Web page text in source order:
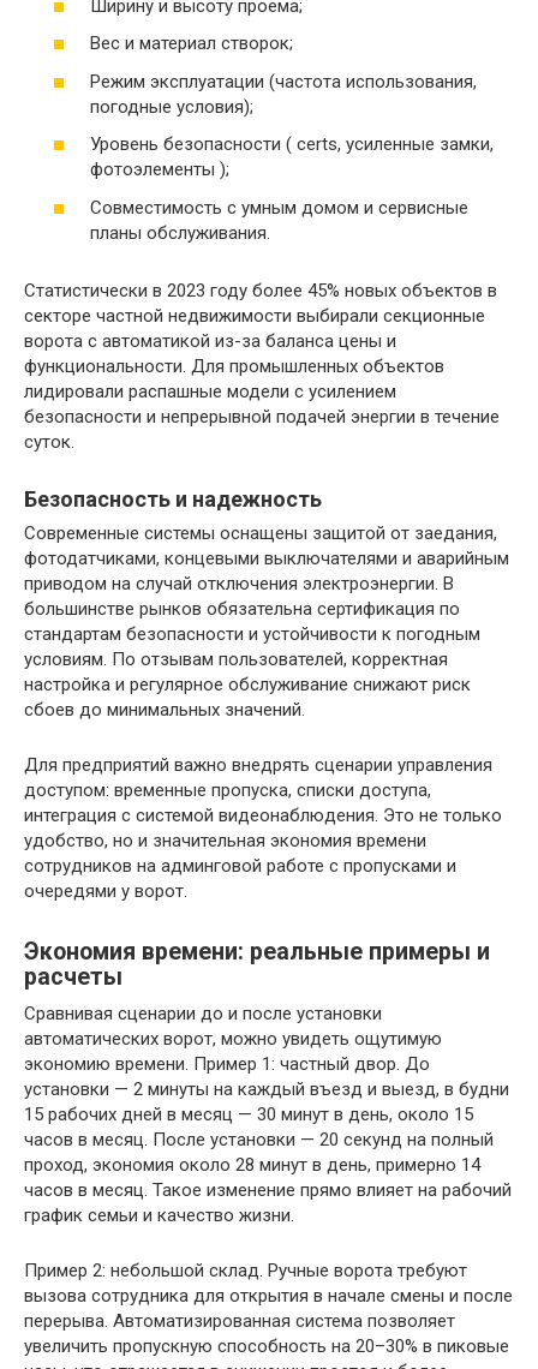
Ширину и высоту проема;
Вес и материал створок;
Режим эксплуатации (частота использования,
погодные условия);
Уровень безопасности ( certs, усиленные замки,
фотоэлементы );
Совместимость с умным домом и сервисные
планы обслуживания.
Статистически в 2023 году более 45% новых объектов в
секторе частной недвижимости выбирали секционные
ворота с автоматикой из-за баланса цены и
функциональности. Для промышленных объектов
лидировали распашные модели с усилением
безопасности и непрерывной подачей энергии в течение
суток.
Безопасность и надежность
Современные системы оснащены защитой от заедания,
фотодатчиками, концевыми выключателями и аварийным
приводом на случай отключения электроэнергии. В
большинстве рынков обязательна сертификация по
стандартам безопасности и устойчивости к погодным
условиям. По отзывам пользователей, корректная
настройка и регулярное обслуживание снижают риск
сбоев до минимальных значений.
Для предприятий важно внедрять сценарии управления
доступом: временные пропуска, списки доступа,
интеграция с системой видеонаблюдения. Это не только
удобство, но и значительная экономия времени
сотрудников на админговой работе с пропусками и
очередями у ворот.
Экономия времени: реальные примеры и
расчеты
Сравнивая сценарии до и после установки
автоматических ворот, можно увидеть ощутимую
экономию времени. Пример 1: частный двор. До
установки — 2 минуты на каждый въезд и выезд, в будни
15 рабочих дней в месяц — 30 минут в день, около 15
часов в месяц. После установки — 20 секунд на полный
проход, экономия около 28 минут в день, примерно 14
часов в месяц. Такое изменение прямо влияет на рабочий
график семьи и качество жизни.
Пример 2: небольшой склад. Ручные ворота требуют
вызова сотрудника для открытия в начале смены и после
перерыва. Автоматизированная система позволяет
увеличить пропускную способность на 20–30% в пиковые